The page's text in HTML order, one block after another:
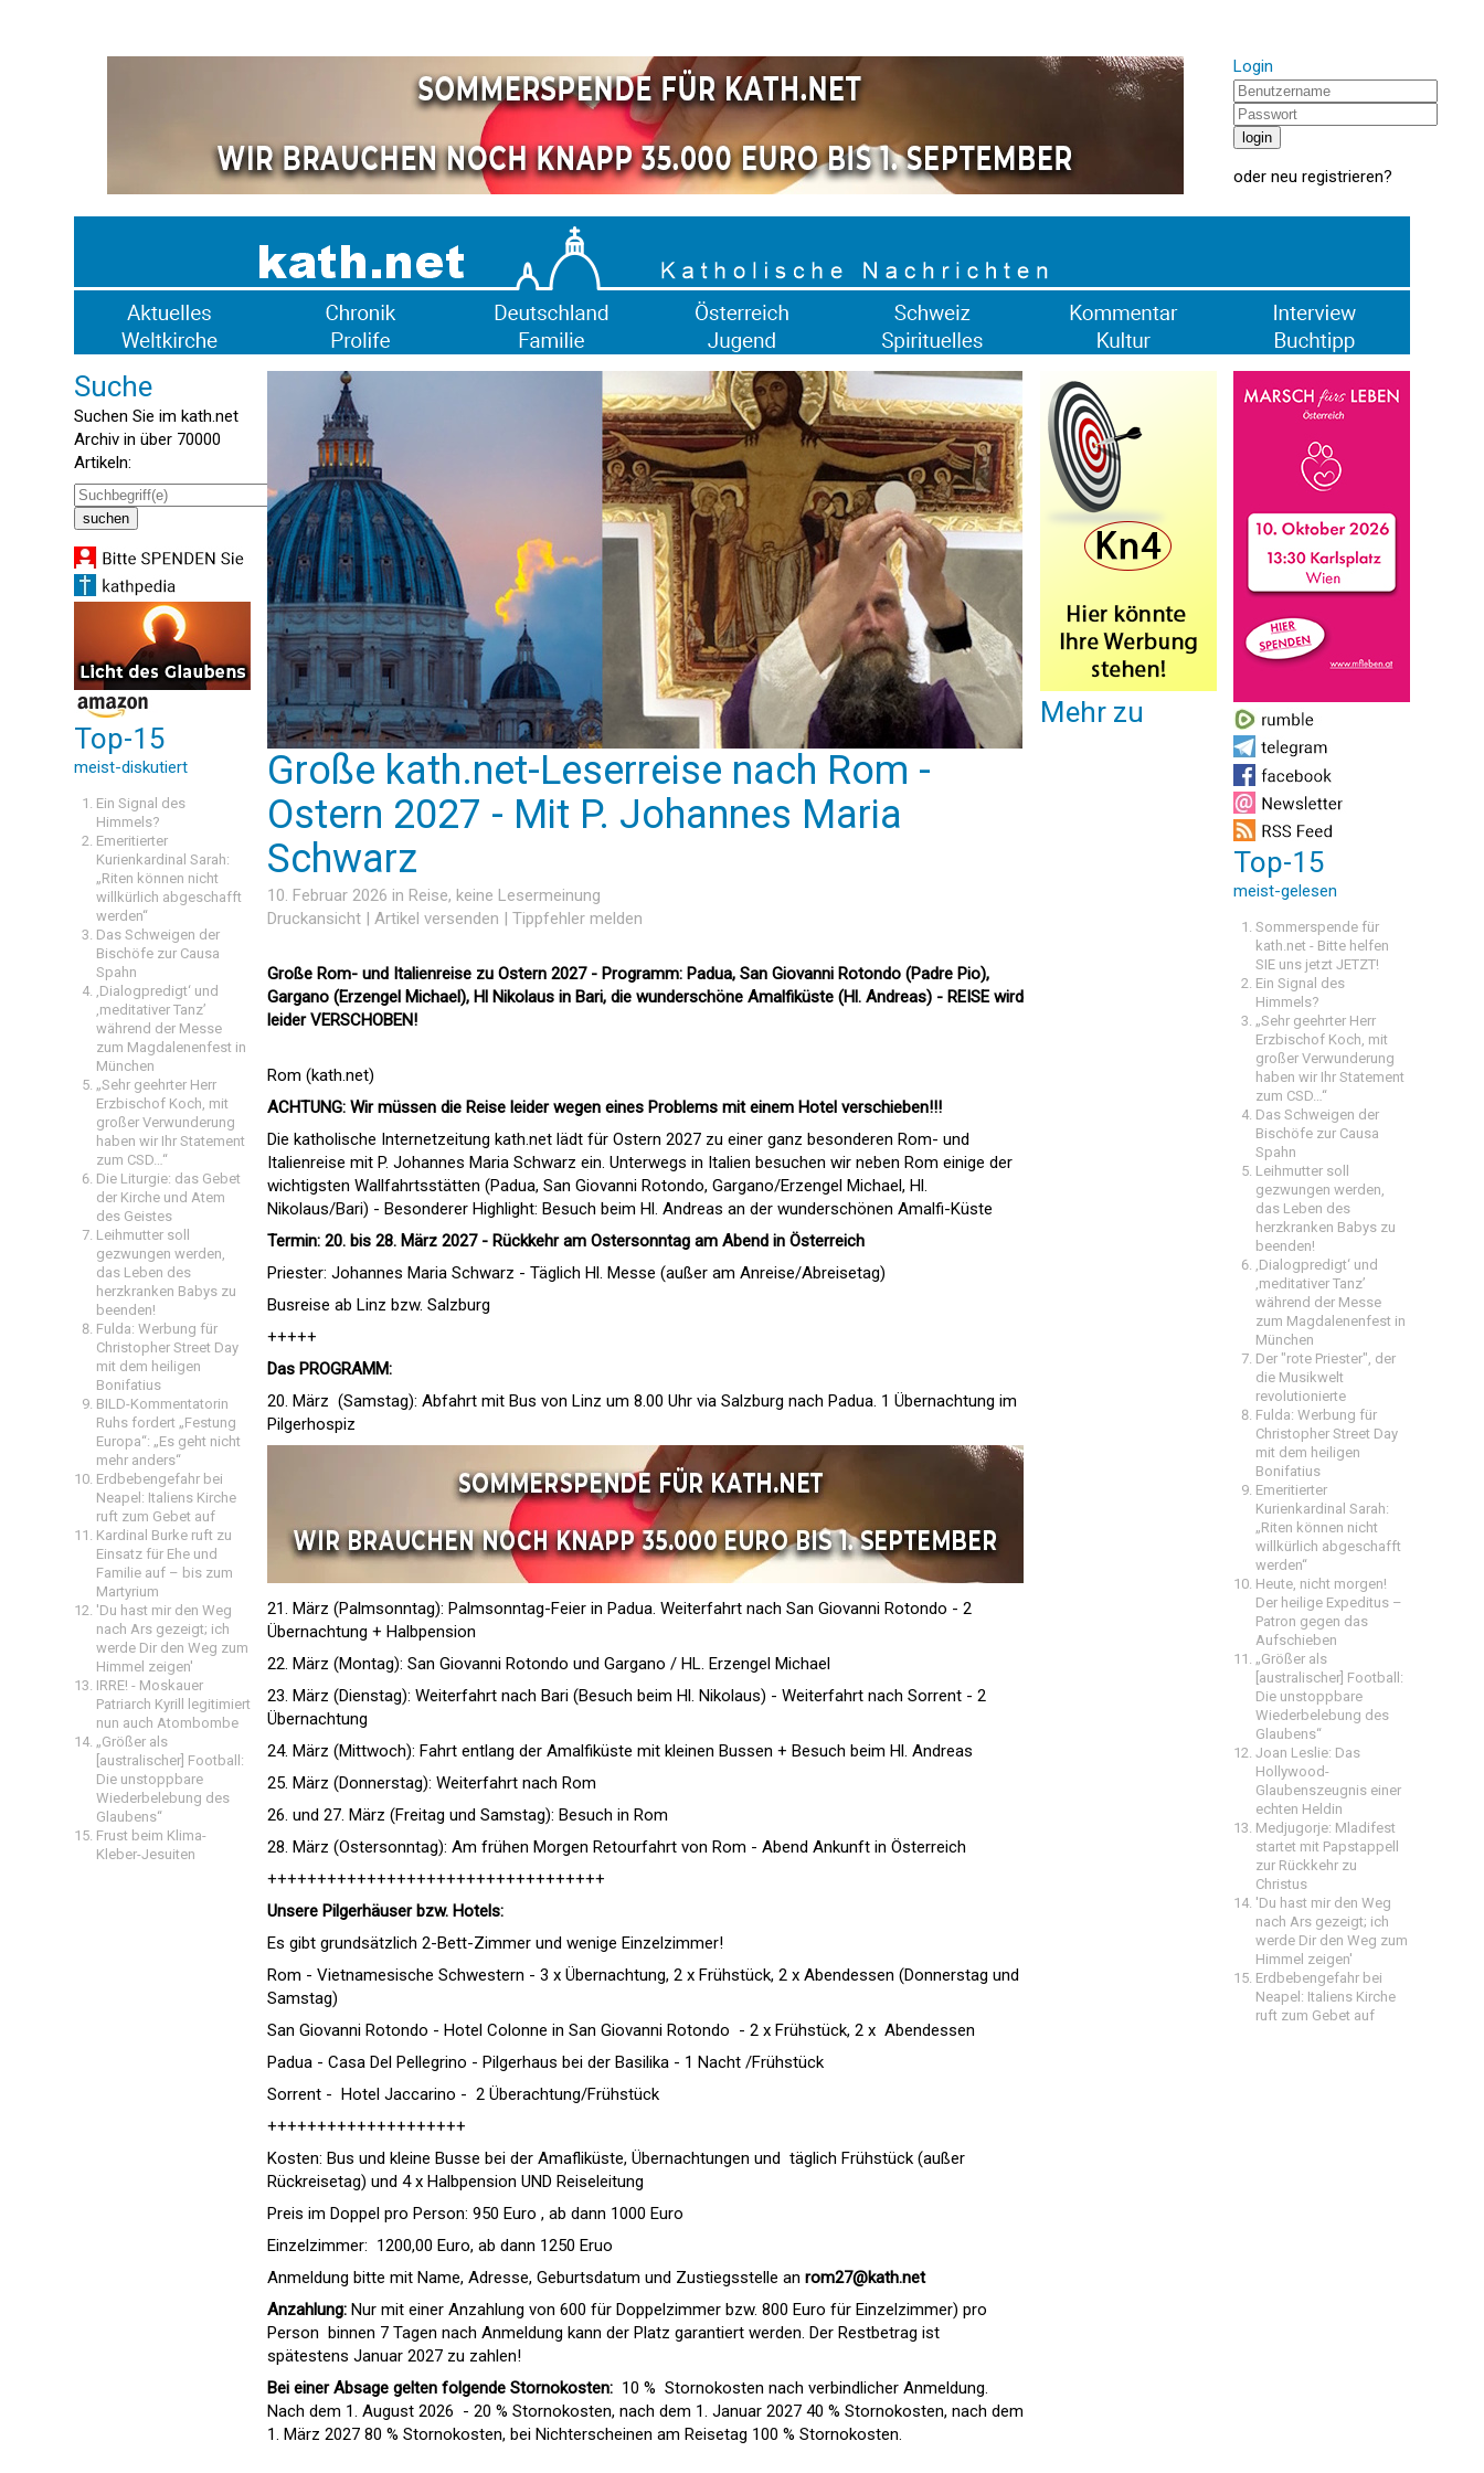
Login
oder neu registrieren?
Suche
Suchen Sie im kath.net
Archiv in über 70000
Artikeln:
Top-15
meist-diskutiert
Ein Signal des
Himmels?
Emeritierter
Kurienkardinal Sarah:
„Riten können nicht
willkürlich abgeschafft
werden“
Das Schweigen der
Bischöfe zur Causa
Spahn
‚Dialogpredigt‘ und
‚meditativer Tanz’
während der Messe
zum Magdalenenfest in
München
„Sehr geehrter Herr
Erzbischof Koch, mit
großer Verwunderung
haben wir Ihr Statement
zum CSD…“
Die Liturgie: das Gebet
der Kirche und Atem
des Geistes
Leihmutter soll
gezwungen werden,
das Leben des
herzkranken Babys zu
beenden!
Fulda: Werbung für
Christopher Street Day
mit dem heiligen
Bonifatius
BILD-Kommentatorin
Ruhs fordert „Festung
Europa“: „Es geht nicht
mehr anders“
Erdbebengefahr bei
Neapel: Italiens Kirche
ruft zum Gebet auf
Kardinal Burke ruft zu
Einsatz für Ehe und
Familie auf – bis zum
Martyrium
'Du hast mir den Weg
nach Ars gezeigt; ich
werde Dir den Weg zum
Himmel zeigen'
IRRE! - Moskauer
Patriarch Kyrill legitimiert
nun auch Atombombe
„Größer als
[australischer] Football:
Die unstoppbare
Wiederbelebung des
Glaubens“
Frust beim Klima-
Kleber-Jesuiten
Große kath.net-Leserreise nach Rom -
Ostern 2027 - Mit P. Johannes Maria
Schwarz
10. Februar 2026 in Reise, keine Lesermeinung
Druckansicht | Artikel versenden | Tippfehler melden
Große Rom- und Italienreise zu Ostern 2027 - Programm: Padua, San Giovanni Rotondo (Padre Pio),
Gargano (Erzengel Michael), Hl Nikolaus in Bari, die wunderschöne Amalfiküste (Hl. Andreas) - REISE wird
leider VERSCHOBEN!
Rom (kath.net)
ACHTUNG: Wir müssen die Reise leider wegen eines Problems mit einem Hotel verschieben!!!
Die katholische Internetzeitung kath.net lädt für Ostern 2027 zu einer ganz besonderen Rom- und
Italienreise mit P. Johannes Maria Schwarz ein. Unterwegs in Italien besuchen wir neben Rom einige der
wichtigsten Wallfahrtsstätten (Padua, San Giovanni Rotondo, Gargano/Erzengel Michael, Hl.
Nikolaus/Bari) - Besonderer Highlight: Besuch beim Hl. Andreas an der wunderschönen Amalfi-Küste
Termin: 20. bis 28. März 2027 - Rückkehr am Ostersonntag am Abend in Österreich
Priester: Johannes Maria Schwarz - Täglich Hl. Messe (außer am Anreise/Abreisetag)
Busreise ab Linz bzw. Salzburg
+++++
Das PROGRAMM:
20. März (Samstag): Abfahrt mit Bus von Linz um 8.00 Uhr via Salzburg nach Padua. 1 Übernachtung im
Pilgerhospiz
21. März (Palmsonntag): Palmsonntag-Feier in Padua. Weiterfahrt nach San Giovanni Rotondo - 2
Übernachtung + Halbpension
22. März (Montag): San Giovanni Rotondo und Gargano / HL. Erzengel Michael
23. März (Dienstag): Weiterfahrt nach Bari (Besuch beim Hl. Nikolaus) - Weiterfahrt nach Sorrent - 2
Übernachtung
24. März (Mittwoch): Fahrt entlang der Amalfiküste mit kleinen Bussen + Besuch beim Hl. Andreas
25. März (Donnerstag): Weiterfahrt nach Rom
26. und 27. März (Freitag und Samstag): Besuch in Rom
28. März (Ostersonntag): Am frühen Morgen Retourfahrt von Rom - Abend Ankunft in Österreich
++++++++++++++++++++++++++++++++++
Unsere Pilgerhäuser bzw. Hotels:
Es gibt grundsätzlich 2-Bett-Zimmer und wenige Einzelzimmer!
Rom - Vietnamesische Schwestern - 3 x Übernachtung, 2 x Frühstück, 2 x Abendessen (Donnerstag und
Samstag)
San Giovanni Rotondo - Hotel Colonne in San Giovanni Rotondo - 2 x Frühstück, 2 x Abendessen
Padua - Casa Del Pellegrino - Pilgerhaus bei der Basilika - 1 Nacht /Frühstück
Sorrent - Hotel Jaccarino - 2 Überachtung/Frühstück
++++++++++++++++++++
Kosten: Bus und kleine Busse bei der Amafliküste, Übernachtungen und täglich Frühstück (außer
Rückreisetag) und 4 x Halbpension UND Reiseleitung
Preis im Doppel pro Person: 950 Euro , ab dann 1000 Euro
Einzelzimmer: 1200,00 Euro, ab dann 1250 Eruo
Anmeldung bitte mit Name, Adresse, Geburtsdatum und Zustiegsstelle an rom27@kath.net
Anzahlung: Nur mit einer Anzahlung von 600 für Doppelzimmer bzw. 800 Euro für Einzelzimmer) pro
Person binnen 7 Tagen nach Anmeldung kann der Platz garantiert werden. Der Restbetrag ist
spätestens Januar 2027 zu zahlen!
Bei einer Absage gelten folgende Stornokosten: 10 % Stornokosten nach verbindlicher Anmeldung.
Nach dem 1. August 2026 - 20 % Stornokosten, nach dem 1. Januar 2027 40 % Stornokosten, nach dem
1. März 2027 80 % Stornokosten, bei Nichterscheinen am Reisetag 100 % Stornokosten.
Mehr zu
Top-15
meist-gelesen
Sommerspende für
kath.net - Bitte helfen
SIE uns jetzt JETZT!
Ein Signal des
Himmels?
„Sehr geehrter Herr
Erzbischof Koch, mit
großer Verwunderung
haben wir Ihr Statement
zum CSD…“
Das Schweigen der
Bischöfe zur Causa
Spahn
Leihmutter soll
gezwungen werden,
das Leben des
herzkranken Babys zu
beenden!
‚Dialogpredigt‘ und
‚meditativer Tanz’
während der Messe
zum Magdalenenfest in
München
Der "rote Priester", der
die Musikwelt
revolutionierte
Fulda: Werbung für
Christopher Street Day
mit dem heiligen
Bonifatius
Emeritierter
Kurienkardinal Sarah:
„Riten können nicht
willkürlich abgeschafft
werden“
Heute, nicht morgen!
Der heilige Expeditus –
Patron gegen das
Aufschieben
„Größer als
[australischer] Football:
Die unstoppbare
Wiederbelebung des
Glaubens“
Joan Leslie: Das
Hollywood-
Glaubenszeugnis einer
echten Heldin
Medjugorje: Mladifest
startet mit Papstappell
zur Rückkehr zu
Christus
'Du hast mir den Weg
nach Ars gezeigt; ich
werde Dir den Weg zum
Himmel zeigen'
Erdbebengefahr bei
Neapel: Italiens Kirche
ruft zum Gebet auf